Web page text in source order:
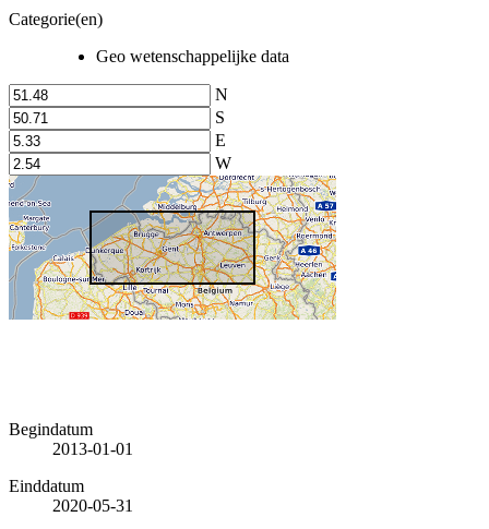
Categorie(en)
Geo wetenschappelijke data
N
S
E
W
Begindatum
2013-01-01
Einddatum
2020-05-31